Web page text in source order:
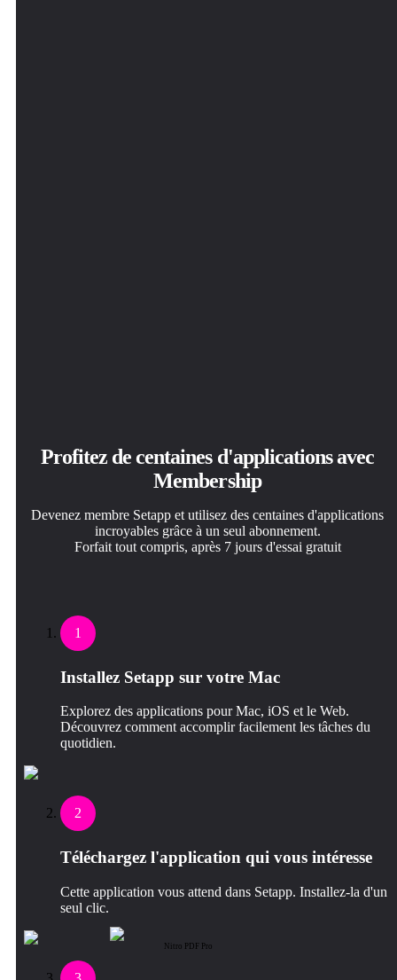
Profitez de centaines d'applications avec
Membership
Devenez membre Setapp et utilisez des centaines d'applications
incroyables grâce à un seul abonnement.
Forfait tout compris, après 7 jours d'essai gratuit
1
Installez Setapp sur votre Mac
Explorez des applications pour Mac, iOS et le Web.
Découvrez comment accomplir facilement les tâches du
quotidien.
2
Téléchargez l'application qui vous intéresse
Cette application vous attend dans Setapp. Installez-la d'un
seul clic.
Nitro PDF Pro